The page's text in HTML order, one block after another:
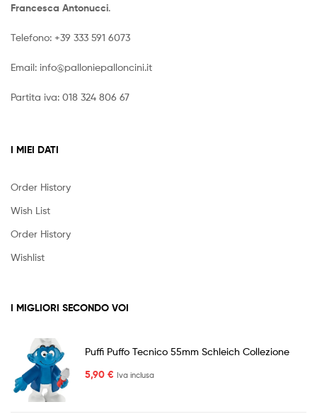
Francesca Antonucci.
Telefono: +39 333 591 6073
Email: info@palloniepalloncini.it
Partita iva: 018 324 806 67
I MIEI DATI
Order History
Wish List
Order History
Wishlist
I MIGLIORI SECONDO VOI
Puffi Puffo Tecnico 55mm Schleich Collezione
5,90 € Iva inclusa